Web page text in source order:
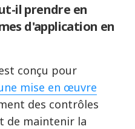
il prendre en
d'application en
conçu pour
mise en œuvre
des contrôles
de maintenir la